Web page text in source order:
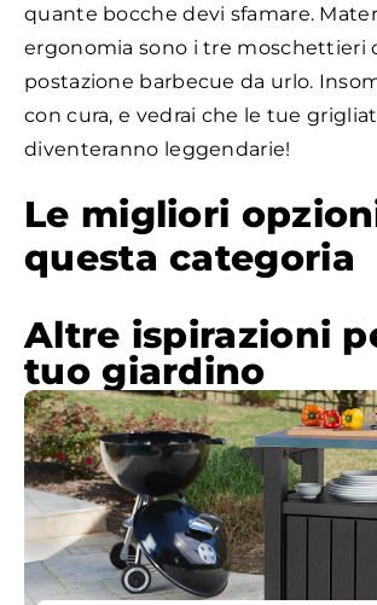
quante bocche devi sfamare.
ergonomia sono i tre moschettieri
postazione barbecue da urlo.
con cura, e vedrai che le tue
diventeranno leggendarie!
Le migliori
questa categoria
Altre ispirazioni
tuo giardino